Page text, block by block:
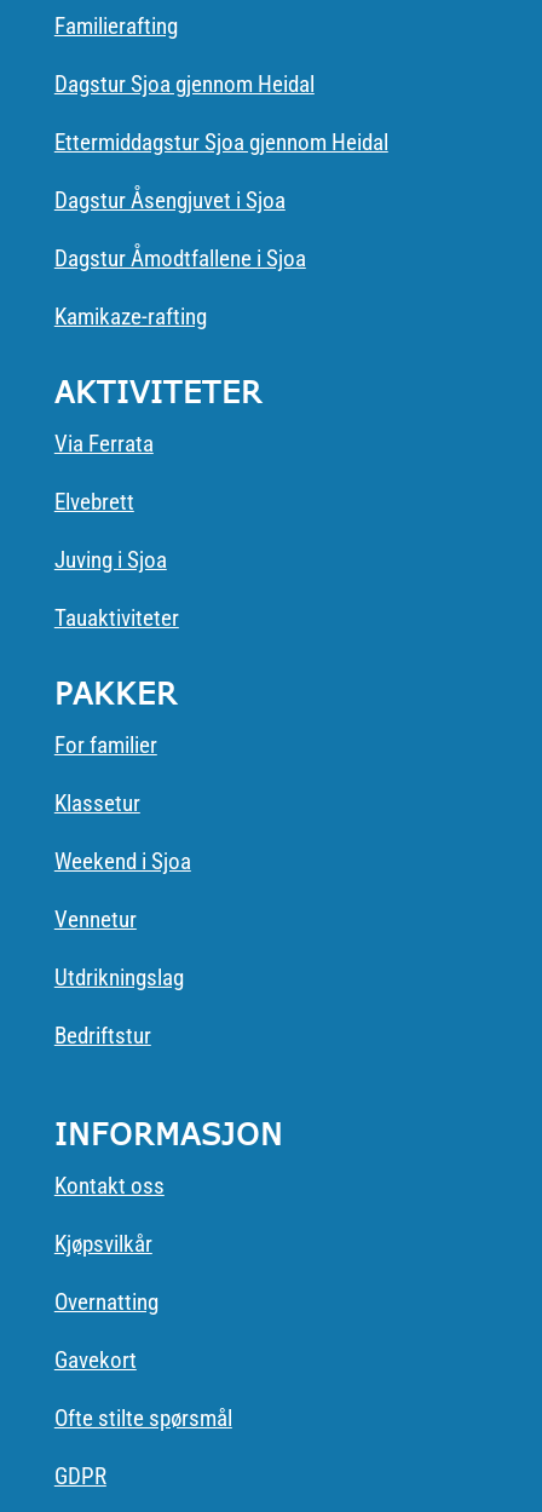
Familierafting
Dagstur Sjoa gjennom Heidal
Ettermiddagstur Sjoa gjennom Heidal
Dagstur Åsengjuvet i Sjoa
Dagstur Åmodtfallene i Sjoa
Kamikaze-rafting
AKTIVITETER
Via Ferrata
Elvebrett
Juving i Sjoa
Tauaktiviteter
PAKKER
For familier
Klassetur
Weekend i Sjoa
Vennetur
Utdrikningslag
Bedriftstur
INFORMASJON
Kontakt oss
Kjøpsvilkår
Overnatting
Gavekort
Ofte stilte spørsmål
GDPR